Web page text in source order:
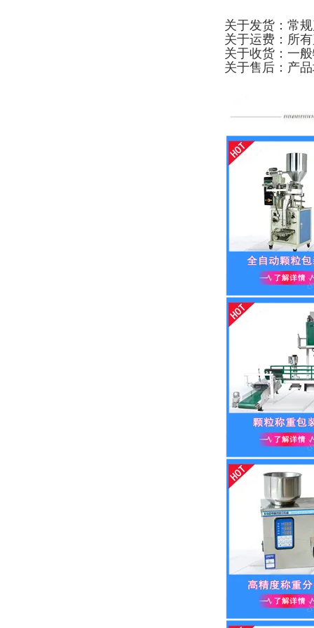
关于发货：常
关于运费：所
关于收货：一
关于售后：产